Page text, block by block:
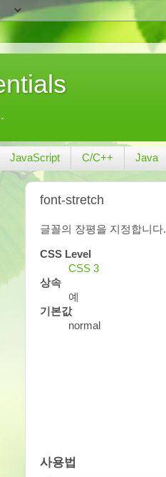
JavaScript C/C++ Java
font-stretch
글꼴의 장평을 지정합니다.
CSS Level
CSS 3
상속
예
기본값
normal
사용법